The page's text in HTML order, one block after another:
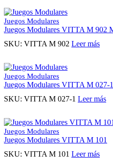
Juegos Modulares
Juegos Modulares VITTA M 902
SKU: VITTA M 902 Leer más
Juegos Modulares
Juegos Modulares VITTA M 027-1
SKU: VITTA M 027-1 Leer más
Juegos Modulares
Juegos Modulares VITTA M 101
SKU: VITTA M 101 Leer más